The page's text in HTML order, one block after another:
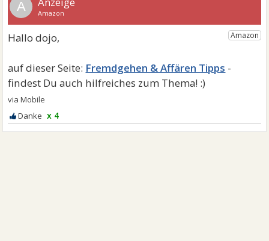
A
Fremdgehen & Affären Tipps
x 4